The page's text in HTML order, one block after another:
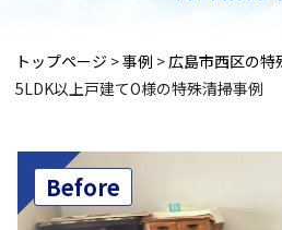
トップページ >事例 >広島市西区の特
5LDK以上戸建てO様の特殊清掃事例
Before